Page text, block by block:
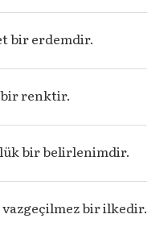
bir erdemdir.
renktir.
bir belirlenimdir.
bir ilkedir.